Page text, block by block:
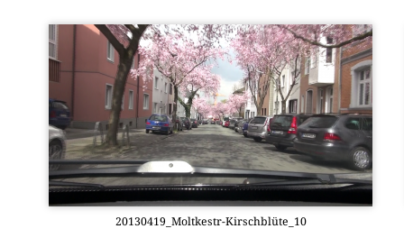
20130419_­Molt­ke­str-Kirsch­blü­te_10